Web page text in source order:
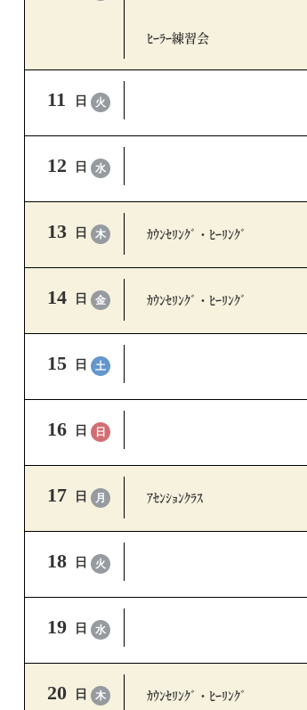
ﾋｰﾗｰ練習会
11 日 火
12 日 水
13 日 木 ｶｳﾝｾﾘﾝｸﾞ・ﾋｰﾘﾝｸﾞ
14 日 金 ｶｳﾝｾﾘﾝｸﾞ・ﾋｰﾘﾝｸﾞ
15 日 土
16 日 日
17 日 月 ｱｾﾝｼｮﾝｸﾗｽ
18 日 火
19 日 水
20 日 木 ｶｳﾝｾﾘﾝｸﾞ・ﾋｰﾘﾝｸﾞ